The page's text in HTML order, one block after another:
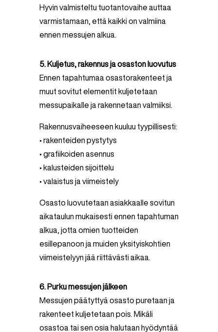
Hyvin valmisteltu tuotantovaihe auttaa
varmistamaan, että kaikki on valmiina
ennen messujen alkua.
5. Kuljetus, rakennus ja osaston luovutus
Ennen tapahtumaa osastorakenteet ja
muut sovitut elementit kuljetetaan
messupaikalle ja rakennetaan valmiiksi.
Rakennusvaiheeseen kuuluu tyypillisesti:
• rakenteiden pystytys
• grafiikoiden asennus
• kalusteiden sijoittelu
• valaistus ja viimeistely
Osasto luovutetaan asiakkaalle sovitun
aikataulun mukaisesti ennen tapahtuman
alkua, jotta omien tuotteiden
esillepanoon ja muiden yksityiskohtien
viimeistelyyn jää riittävästi aikaa.
6. Purku messujen jälkeen
Messujen päätyttyä osasto puretaan ja
rakenteet kuljetetaan pois. Mikäli
osastoa tai sen osia halutaan hyödyntää